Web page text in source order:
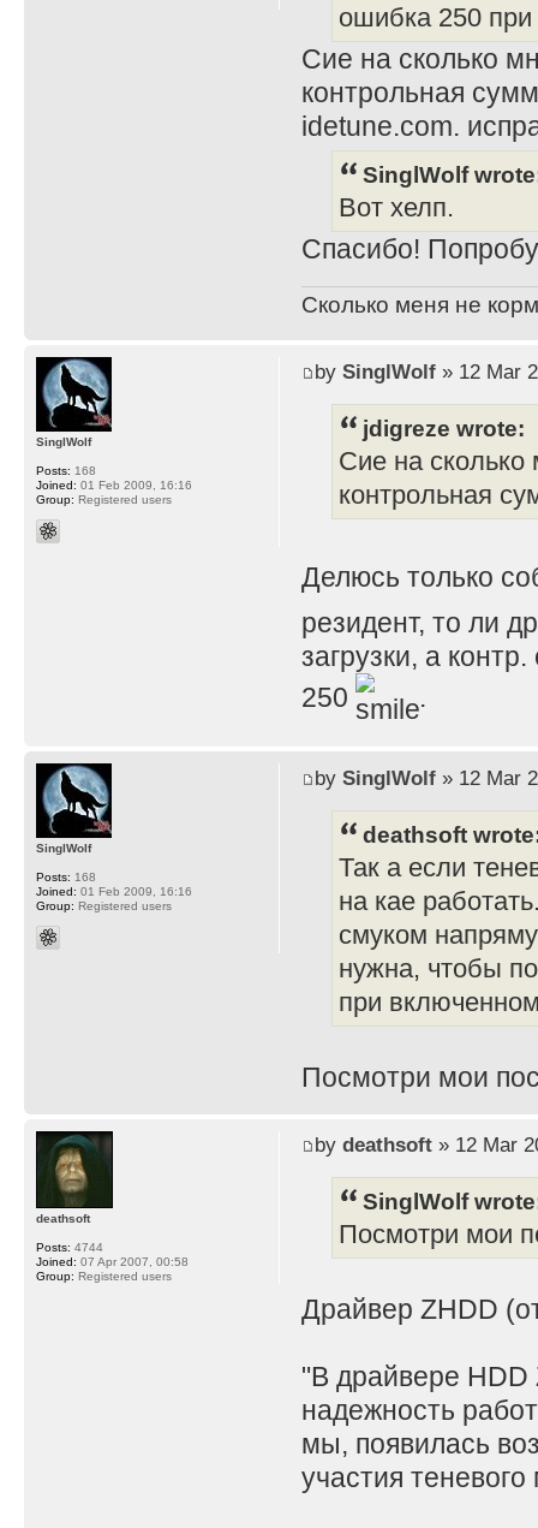
ошибка 250
Сие на сколько
контрольная
idetune.com.
SinglWolf
Вот хелп.
Спасибо!
Сколько меня не
by SinglWolf» 12 Mar
jdigreze wrote:
Сие на сколько
контрольная
Делюсь только
резидент, то ли
загрузки, а
250
.
SinglWolf
Posts: 168
Joined: 01 Feb 2009, 16:16
Group: Registered users
by SinglWolf» 12 Mar
deathsoft
Так а если
на кае
смуком
нужна, чтобы
при
Посмотри мои
SinglWolf
Posts: 168
Joined: 01 Feb 2009, 16:16
Group: Registered users
by deathsoft» 12 Mar
SinglWolf
Посмотри мои
Драйвер ZHDD
"В драйвере
надежность
мы, появилась
участия
deathsoft
Posts: 4744
Joined: 07 Apr 2007, 00:58
Group: Registered users